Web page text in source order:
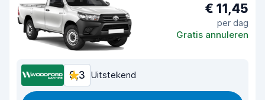
€ 11,45
per dag
Gratis annuleren
9,3 Uitstekend